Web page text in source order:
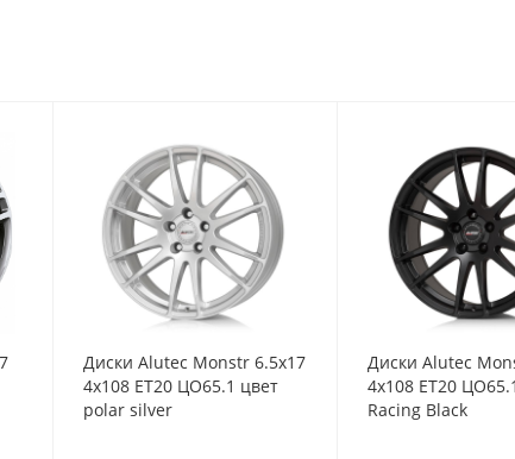
Диски Alutec Monstr 6.5x17
4x108 ET20 ЦО65.1 цвет
polar silver
Диски Alutec
4x108 ET20
Racing Black